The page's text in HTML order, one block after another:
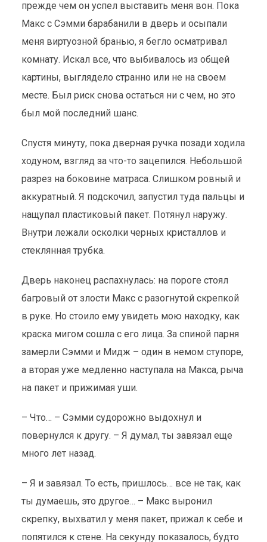
прежде чем он успел выставить меня вон. Пока
Макс с Сэмми барабанили в дверь и осыпали
меня виртуозной бранью, я бегло осматривал
комнату. Искал все, что выбивалось из общей
картины, выглядело странно или не на своем
месте. Был риск снова остаться ни с чем, но это
был мой последний шанс.
Спустя минуту, пока дверная ручка позади ходила
ходуном, взгляд за что-то зацепился. Небольшой
разрез на боковине матраса. Слишком ровный и
аккуратный. Я подскочил, запустил туда пальцы и
нащупал пластиковый пакет. Потянул наружу.
Внутри лежали осколки черных кристаллов и
стеклянная трубка.
Дверь наконец распахнулась: на пороге стоял
багровый от злости Макс с разогнутой скрепкой
в руке. Но стоило ему увидеть мою находку, как
краска мигом сошла с его лица. За спиной парня
замерли Сэмми и Мидж – один в немом ступоре,
а вторая уже медленно наступала на Макса, рыча
на пакет и прижимая уши.
– Что… – Сэмми судорожно выдохнул и
повернулся к другу. – Я думал, ты завязал еще
много лет назад.
– Я и завязал. То есть, пришлось… все не так, как
ты думаешь, это другое… – Макс выронил
скрепку, выхватил у меня пакет, прижал к себе и
попятился к стене. На секунду показалось, будто